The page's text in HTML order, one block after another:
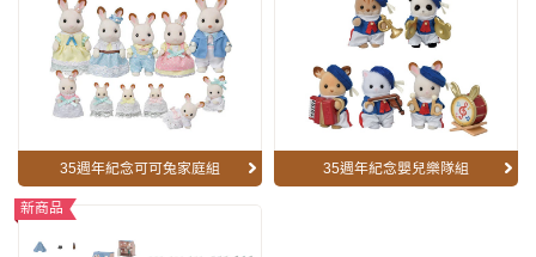
35週年紀念可可兔家庭組 35週年紀念嬰兒樂隊組
新商品